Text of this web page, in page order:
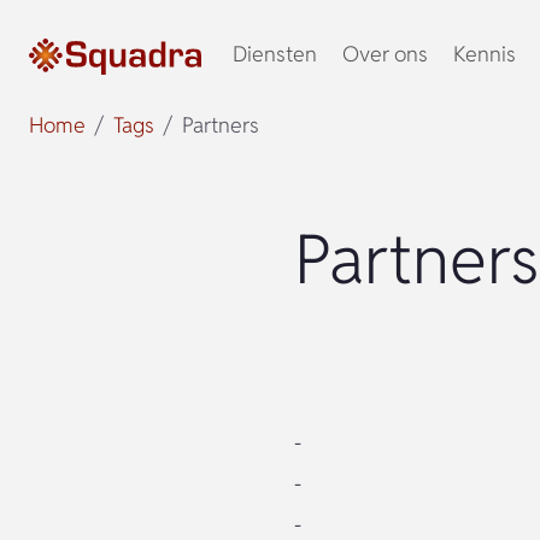
Diensten Over ons Kennis
Home Tags Partners
Partners
-
-
-